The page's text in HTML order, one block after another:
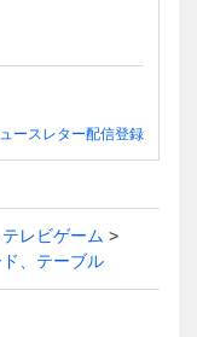
ースレター配信登録
テレビゲーム
、テーブル